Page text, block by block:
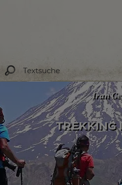
Iran
TREKKING